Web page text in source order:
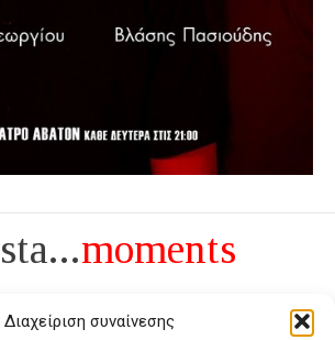
Διαχείριση συναίνεσης
moments